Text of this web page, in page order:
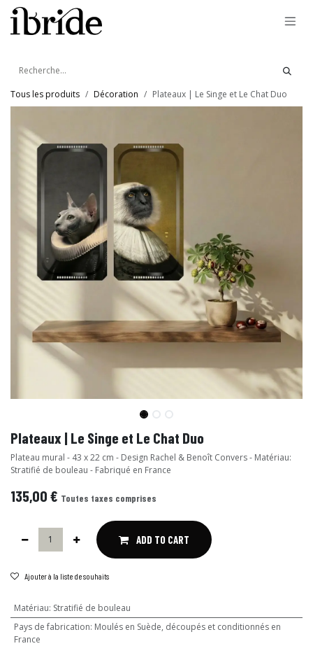
Se rendre au contenu
Tous les produits Décoration Plateaux | Le Singe et Le Chat Duo
Plateaux | Le Singe et Le Chat Duo
Plateau mural - 43 x 22 cm - Design Rachel & Benoît Convers - Matériau:
Stratifié de bouleau - Fabriqué en France
135,00€ Toutes taxes comprises
ADD TO CART
Ajouter à la liste de souhaits
Matériau: Stratifié de bouleau
Pays de fabrication: Moulés en Suède, découpés et conditionnés en
France